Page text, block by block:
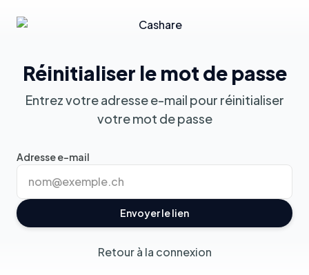
Réinitialiser le mot de passe
Entrez votre adresse e-mail pour réinitialiser
votre mot de passe
Adresse e-mail
Envoyer le lien
Retour à la connexion